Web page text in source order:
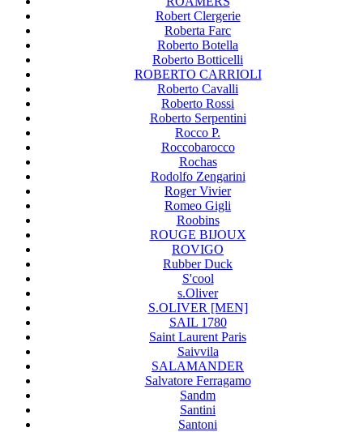
Robert Clergerie
Roberta Farc
Roberto Botella
Roberto Botticelli
ROBERTO CARRIOLI
Roberto Cavalli
Roberto Rossi
Roberto Serpentini
Rocco P.
Roccobarocco
Rochas
Rodolfo Zengarini
Roger Vivier
Romeo Gigli
Roobins
ROUGE BIJOUX
ROVIGO
Rubber Duck
S'cool
s.Oliver
S.OLIVER [MEN]
SAIL 1780
Saint Laurent Paris
Saivvila
SALAMANDER
Salvatore Ferragamo
Sandm
Santini
Santoni